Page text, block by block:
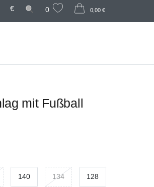
€ 0 0,00 €
mit Fußball
140 134 128